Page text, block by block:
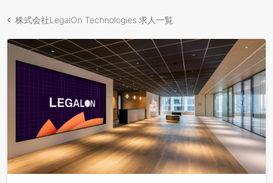
株式会社LegalOn Technologies 求人一覧